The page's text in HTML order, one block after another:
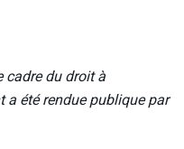
cadre du droit à
a été rendue publique par